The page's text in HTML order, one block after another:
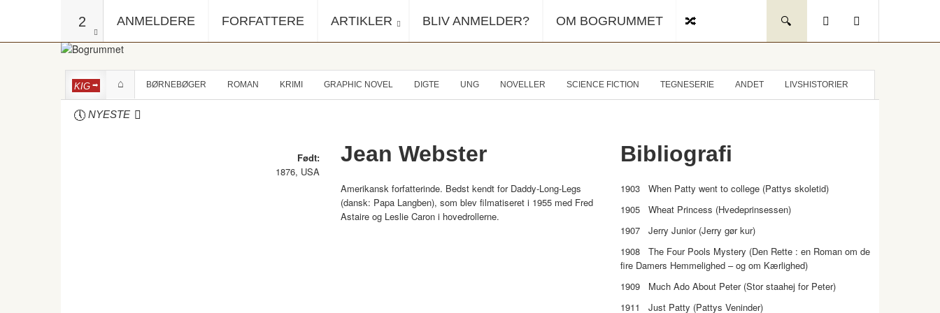
2 ANMELDERE FORFATTERE ARTIKLER BLIV ANMELDER? OM BOGRUMMET
KIG BØRNEBØGER ROMAN KRIMI GRAPHIC NOVEL DIGTE UNG NOVELLER SCIENCE FICTION TEGNESERIE ANDET LIVSHISTORIER
NYESTE
Født:
1876, USA
Jean Webster
Amerikansk forfatterinde. Bedst kendt for Daddy-Long-Legs
(dansk: Papa Langben), som blev filmatiseret i 1955 med Fred
Astaire og Leslie Caron i hovedrollerne.
Bibliografi
1903 When Patty went to college (Pattys skoletid)
1905 Wheat Princess (Hvedeprinsessen)
1907 Jerry Junior (Jerry gør kur)
1908 The Four Pools Mystery (Den Rette : en Roman om de
fire Damers Hemmelighed – og om Kærlighed)
1909 Much Ado About Peter (Stor staahej for Peter)
1911 Just Patty (Pattys Veninder)